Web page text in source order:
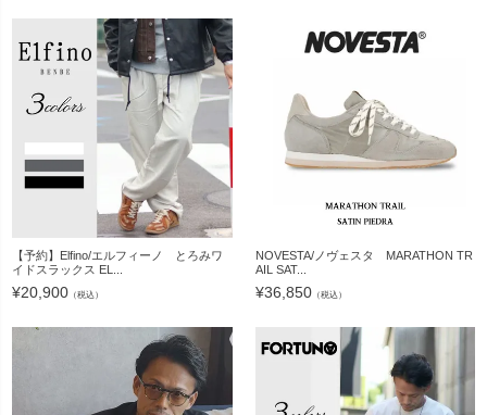
【予約】Elfino/エルフィーノ とろみワ
イドスラックス EL...
¥20,900 （税込）
NOVESTA/ノヴェスタ MARATHON TR
AIL SAT...
¥36,850（税込）